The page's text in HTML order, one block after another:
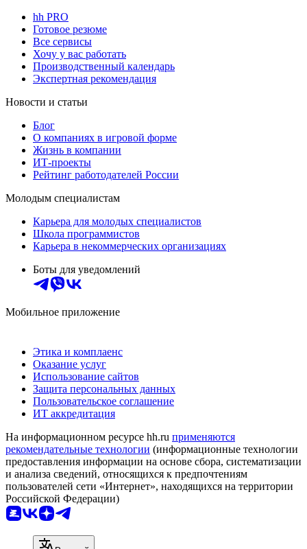
hh PRO
Готовое резюме
Все сервисы
Хочу у вас работать
Производственный календарь
Экспертная рекомендация
Новости и статьи
Блог
О компаниях в игровой форме
Жизнь в компании
ИТ-проекты
Рейтинг работодателей России
Молодым специалистам
Карьера для молодых специалистов
Школа программистов
Карьера в некоммерческих организациях
Боты для уведомлений
Мобильное приложение
Этика и комплаенс
Оказание услуг
Использование сайтов
Защита персональных данных
Пользовательское соглашение
ИТ аккредитация
На информационном ресурсе hh.ru применяются
рекомендательные технологии (информационные технологии
предоставления информации на основе сбора, систематизации
и анализа сведений, относящихся к предпочтениям
пользователей сети «Интернет», находящихся на территории
Российской Федерации)